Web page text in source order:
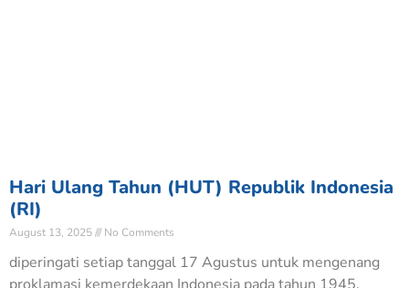
Hari Ulang Tahun (HUT) Republik Indonesia
(RI)
August 13, 2025 No Comments
diperingati setiap tanggal 17 Agustus untuk mengenang